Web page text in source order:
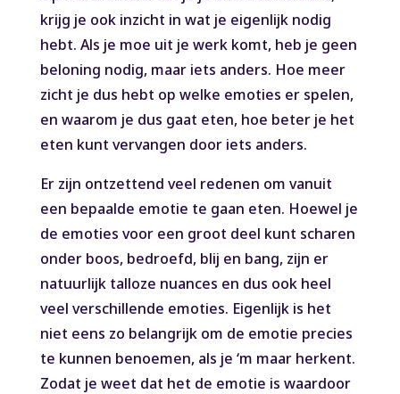
krijg je ook inzicht in wat je eigenlijk nodig
hebt. Als je moe uit je werk komt, heb je geen
beloning nodig, maar iets anders. Hoe meer
zicht je dus hebt op welke emoties er spelen,
en waarom je dus gaat eten, hoe beter je het
eten kunt vervangen door iets anders.
Er zijn ontzettend veel redenen om vanuit
een bepaalde emotie te gaan eten. Hoewel je
de emoties voor een groot deel kunt scharen
onder boos, bedroefd, blij en bang, zijn er
natuurlijk talloze nuances en dus ook heel
veel verschillende emoties. Eigenlijk is het
niet eens zo belangrijk om de emotie precies
te kunnen benoemen, als je ‘m maar herkent.
Zodat je weet dat het de emotie is waardoor